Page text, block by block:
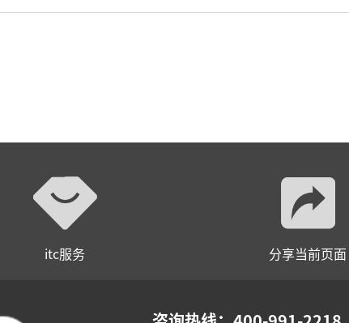
智能AI会议纪要系列
itc服务 分享当前页面